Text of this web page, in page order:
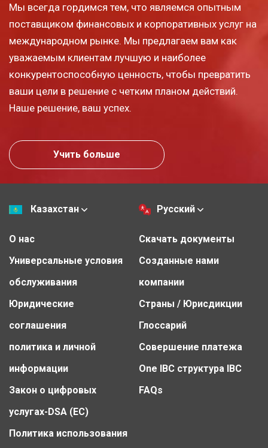
Мы всегда гордимся тем, что являемся опытным
поставщиком финансовых и корпоративных услуг на
международном рынке. Мы предлагаем вам как
уважаемым клиентам лучшую и наиболее
конкурентоспособную ценность, чтобы превратить
ваши цели в решение с четким планом действий.
Наше решение, ваш успех.
Учить больше
Казахстан Русский
О нас
Универсальные условия
обслуживания
Юридические
соглашения
политика и личной
информации
Закон о цифровых
услугах-DSA (ЕС)
Политика использования
Скачать документы
Созданные нами
компании
Страны / Юрисдикции
Глоссарий
Совершение платежа
One IBC структура IBC
FAQs